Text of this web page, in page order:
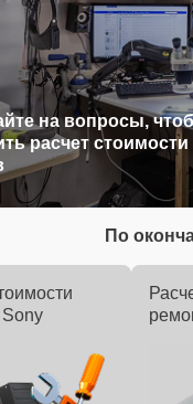
на вопросы,
расчет стоимости
По